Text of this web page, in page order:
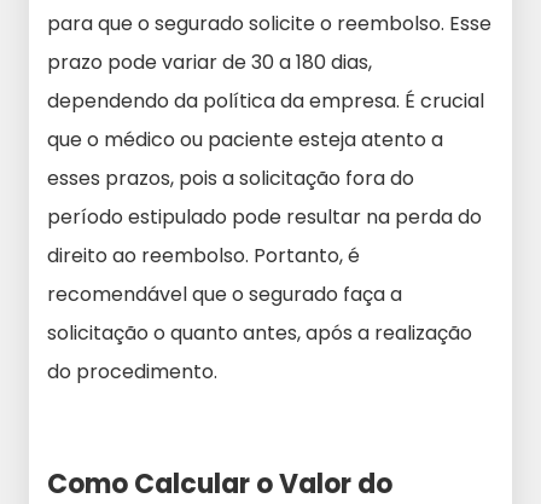
para que o segurado solicite o reembolso. Esse
prazo pode variar de 30 a 180 dias,
dependendo da política da empresa. É crucial
que o médico ou paciente esteja atento a
esses prazos, pois a solicitação fora do
período estipulado pode resultar na perda do
direito ao reembolso. Portanto, é
recomendável que o segurado faça a
solicitação o quanto antes, após a realização
do procedimento.
Como Calcular o Valor do